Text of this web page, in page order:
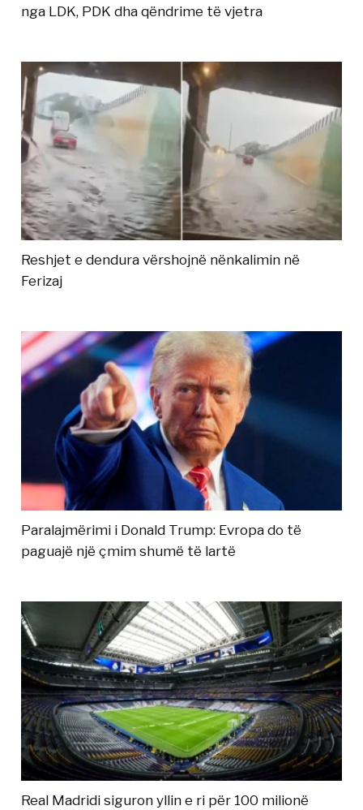
nga LDK, PDK dha qëndrime të vjetra
Reshjet e dendura vërshojnë nënkalimin në
Ferizaj
Paralajmërimi i Donald Trump: Evropa do të
paguajë një çmim shumë të lartë
Real Madridi siguron yllin e ri për 100 milionë